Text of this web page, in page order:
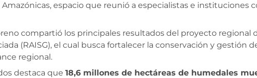
espacio que reunió a especialistas e
compartió los principales resultados del proyecto regional
(RAISG), el cual busca fortalecer la conservación y gestión
regional.
destaca que 18,6 millones de hectáreas de humedales